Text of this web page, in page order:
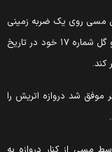
مسی روی یک ضربه زمینی
تماشایی با پای چپ گل اول آرژانتین را به ثمر رساند و گل شماره ۱۷ خود در تاریخ
موفق شد دروازه اتریش را